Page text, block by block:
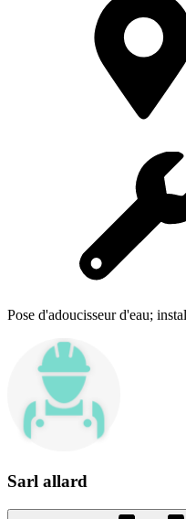
Pose d'adoucisseur d'eau;
Sarl allard